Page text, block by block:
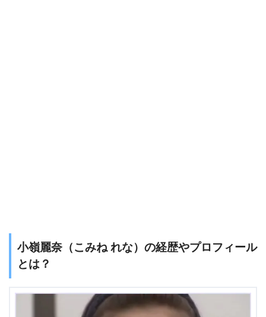
小嶺麗奈（こみね れな）の経歴やプロフィール
とは？